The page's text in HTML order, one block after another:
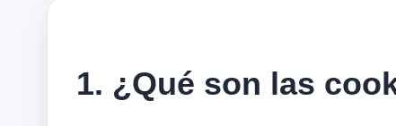
1. ¿Qué son las